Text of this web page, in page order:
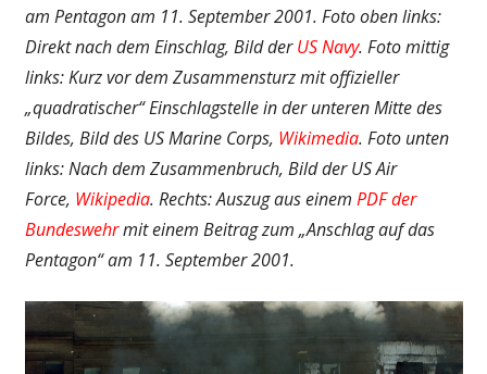
am Pentagon am 11. September 2001. Foto oben links:
Direkt nach dem Einschlag, Bild derUS Navy. Foto mittig
links: Kurz vor dem Zusammensturz mit offizieller
„quadratischer“ Einschlagstelle in der unteren Mitte des
Bildes, Bild des US Marine Corps, Wikimedia. Foto unten
links: Nach dem Zusammenbruch, Bild der US Air
Force, Wikipedia. Rechts: Auszug aus einem PDF der
Bundeswehrmit einem Beitrag zum „Anschlag auf das
Pentagon“ am 11. September 2001.